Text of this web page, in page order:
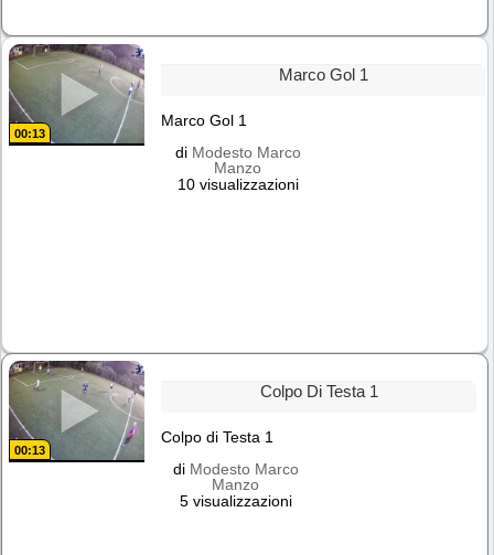
00:13
Marco Gol 1
Marco Gol 1
di Modesto Marco
Manzo
10 visualizzazioni
00:13
Colpo Di Testa 1
Colpo di Testa 1
di Modesto Marco
Manzo
5 visualizzazioni